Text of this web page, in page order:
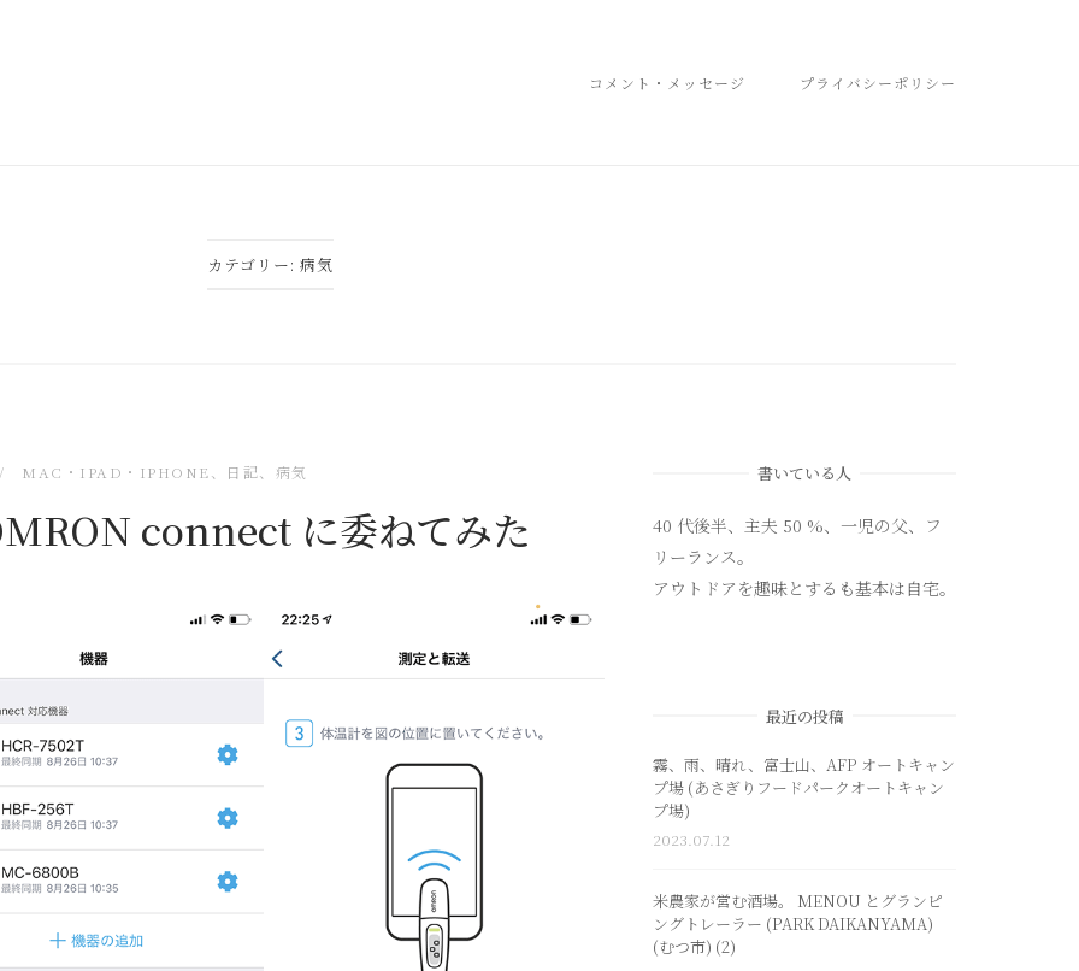
コメント・メッセージ プライバシーポリシー
カテゴリー: 病気
MAC・IPAD・IPHONE、 日記、 病気
connect に委ねてみた
書いている人
40 代後半、主夫 50 %、一児の父、フ
リーランス。
アウトドアを趣味とするも基本は自宅。
最近の投稿
霧、雨、晴れ、富士山、AFP オートキャン
プ場 (あさぎりフードパークオートキャン
プ場)
2023.07.12
米農家が営む酒場。 MENOU とグランピ
ングトレーラー (PARK DAIKANYAMA)
(むつ市) (2)